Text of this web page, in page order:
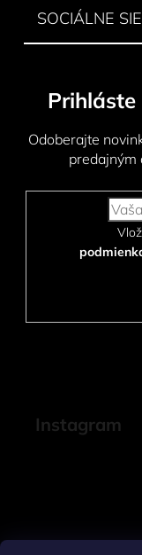
SOCIÁLNE
Odoberajte
predajným
Instagram